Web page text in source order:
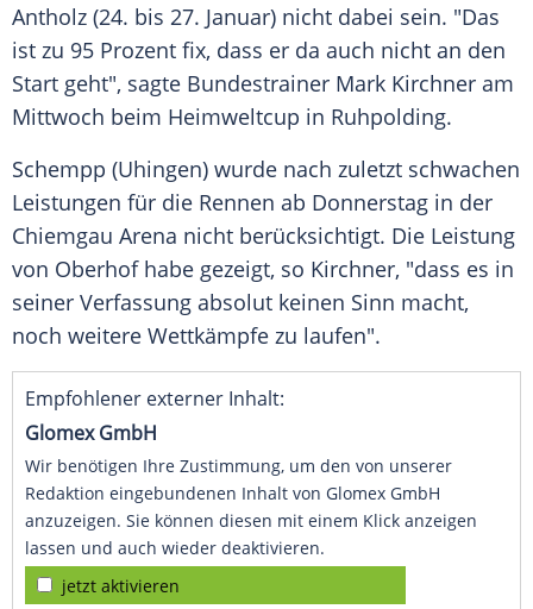
Antholz (24. bis 27. Januar) nicht dabei sein. "Das
ist zu 95 Prozent fix, dass er da auch nicht an den
Start geht", sagte Bundestrainer Mark Kirchner am
Mittwoch beim Heimweltcup in Ruhpolding.
Schempp (Uhingen) wurde nach zuletzt schwachen
Leistungen für die Rennen ab Donnerstag in der
Chiemgau Arena nicht berücksichtigt. Die Leistung
von Oberhof habe gezeigt, so Kirchner, "dass es in
seiner Verfassung absolut keinen Sinn macht,
noch weitere Wettkämpfe zu laufen".
Empfohlener externer Inhalt:
Glomex GmbH
Wir benötigen Ihre Zustimmung, um den von unserer
Redaktion eingebundenen Inhalt von Glomex GmbH
anzuzeigen. Sie können diesen mit einem Klick anzeigen
lassen und auch wieder deaktivieren.
jetzt aktivieren